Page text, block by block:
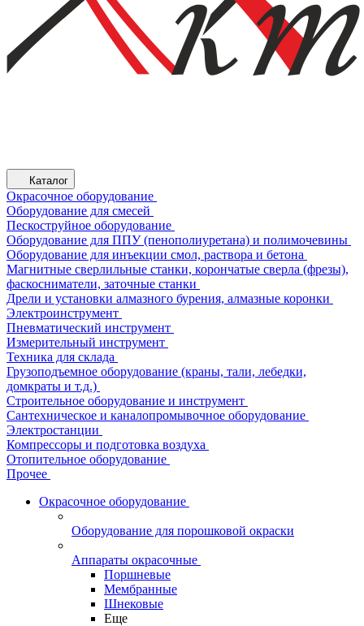
Каталог
Окрасочное оборудование
Оборудование для смесей
Пескоструйное оборудование
Оборудование для ППУ (пенополиуретана) и полимочевины
Оборудование для инъекции смол, раствора и бетона
Магнитные сверлильные станки, корончатые сверла (фрезы),
фаскосниматели, заточные станки
Дрели и установки алмазного бурения, алмазные коронки
Электроинструмент
Пневматический инструмент
Измерительный инструмент
Техника для склада
Грузоподъемное оборудование (краны, тали, лебедки,
домкраты и т.д.)
Строительное оборудование и инструмент
Сантехническое и каналопромывочное оборудование
Электростанции
Компрессоры и подготовка воздуха
Отопительное оборудование
Прочее
Окрасочное оборудование
Оборудование для порошковой окраски
Аппараты окрасочные
Поршневые
Мембранные
Шнековые
Еще